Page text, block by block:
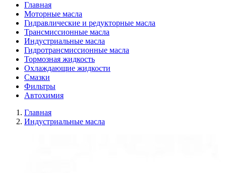
Главная
Моторные масла
Гидравлические и редукторные масла
Трансмиссионные масла
Индустриальные масла
Гидротрансмиссионные масла
Тормозная жидкость
Охлаждающие жидкости
Смазки
Фильтры
Автохимия
Главная
Индустриальные масла